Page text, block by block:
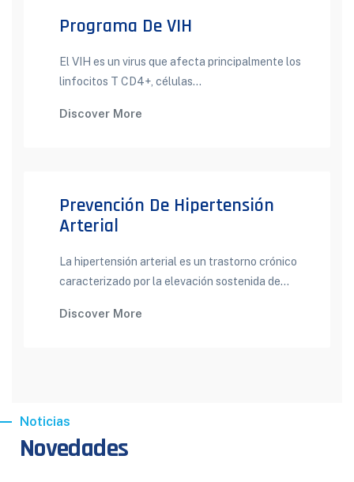
Programa De VIH
El VIH es un virus que afecta principalmente los
linfocitos T CD4+, células...
Discover More
Prevención De Hipertensión
Arterial
La hipertensión arterial es un trastorno crónico
caracterizado por la elevación sostenida de...
Discover More
Noticias
Novedades